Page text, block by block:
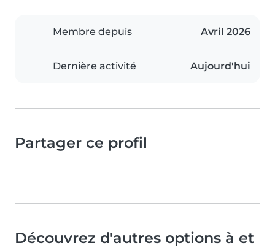
Membre depuis Avril 2026
Dernière activité Aujourd'hui
Partager ce profil
Découvrez d'autres options à et